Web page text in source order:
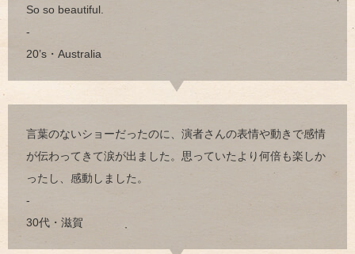
So so beautiful.
-
20’s・Australia
言葉のないショーだったのに、演者さんの表情や動きで感情
が伝わってきて涙が出ました。思っていたより何倍も楽しか
ったし、感動しました。
-
30代・滋賀